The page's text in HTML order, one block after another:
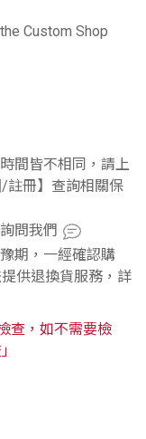
Custom Shop
間皆不相同，請上
註冊】查詢相關保
問我們
期，一經確認購
供退換貨服務，詳
查，如不需要檢